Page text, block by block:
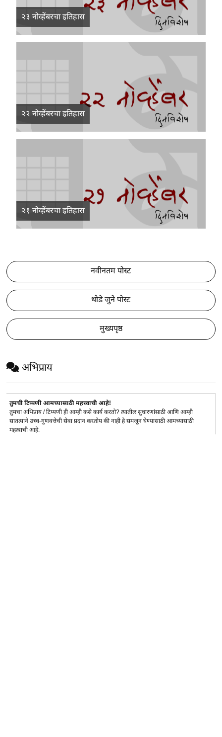
२३ नोव्हेंबरचा इतिहास
२२ नोव्हेंबरचा इतिहास
२१ नोव्हेंबरचा इतिहास
नवीनतम पोस्ट
थोडे जुने पोस्ट
मुख्यपृष्ठ
अभिप्राय
तुमची टिप्पणी आमच्यासाठी महत्त्वाची आहे!
तुमचा अभिप्राय / टिप्पणी ही आम्ही कसे कार्य करतो? त्यातील सुधारणांसाठी आणि आम्ही
सातत्याने उच्च-गुणवत्तेची सेवा प्रदान करतोय की नाही हे समजून घेण्यासाठी आमच्यासाठी
महत्वाची आहे.